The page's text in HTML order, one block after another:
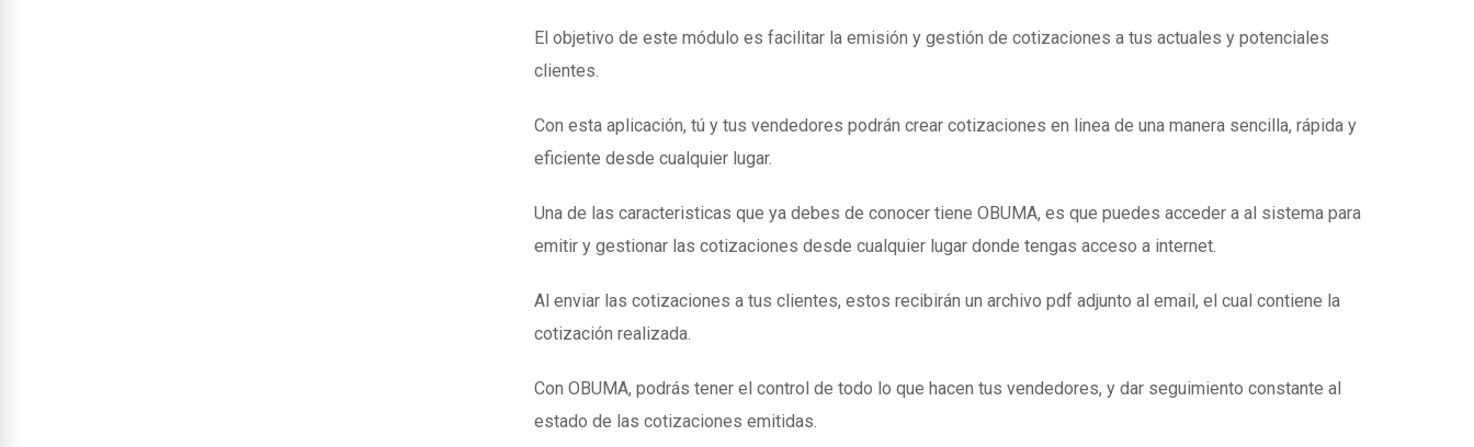
El objetivo de este módulo es facilitar la emisión y gestión de cotizaciones a tus actuales y potenciales
clientes.
Con esta aplicación, tú y tus vendedores podrán crear cotizaciones en linea de una manera sencilla, rápida y
eficiente desde cualquier lugar.
Una de las caracteristicas que ya debes de conocer tiene OBUMA, es que puedes acceder a al sistema para
emitir y gestionar las cotizaciones desde cualquier lugar donde tengas acceso a internet.
Al enviar las cotizaciones a tus clientes, estos recibirán un archivo pdf adjunto al email, el cual contiene la
cotización realizada.
Con OBUMA, podrás tener el control de todo lo que hacen tus vendedores, y dar seguimiento constante al
estado de las cotizaciones emitidas.